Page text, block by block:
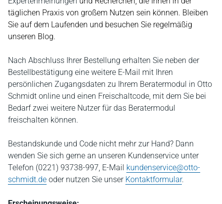
täglichen Praxis von großem Nutzen sein können. Bleiben
Sie auf dem Laufenden und besuchen Sie regelmäßig
unseren Blog.
Nach Abschluss Ihrer Bestellung erhalten Sie neben der
Bestellbestätigung eine weitere E-Mail mit Ihren
persönlichen Zugangsdaten zu Ihrem Beratermodul in Otto
Schmidt online und einen Freischaltcode, mit dem Sie bei
Bedarf zwei weitere Nutzer für das Beratermodul
freischalten können.
Bestandskunde und Code nicht mehr zur Hand? Dann
wenden Sie sich gerne an unseren Kundenservice unter
Telefon (0221) 93738-997, E-Mail kundenservice@otto-
schmidt.de oder nutzen Sie unser Kontaktformular.